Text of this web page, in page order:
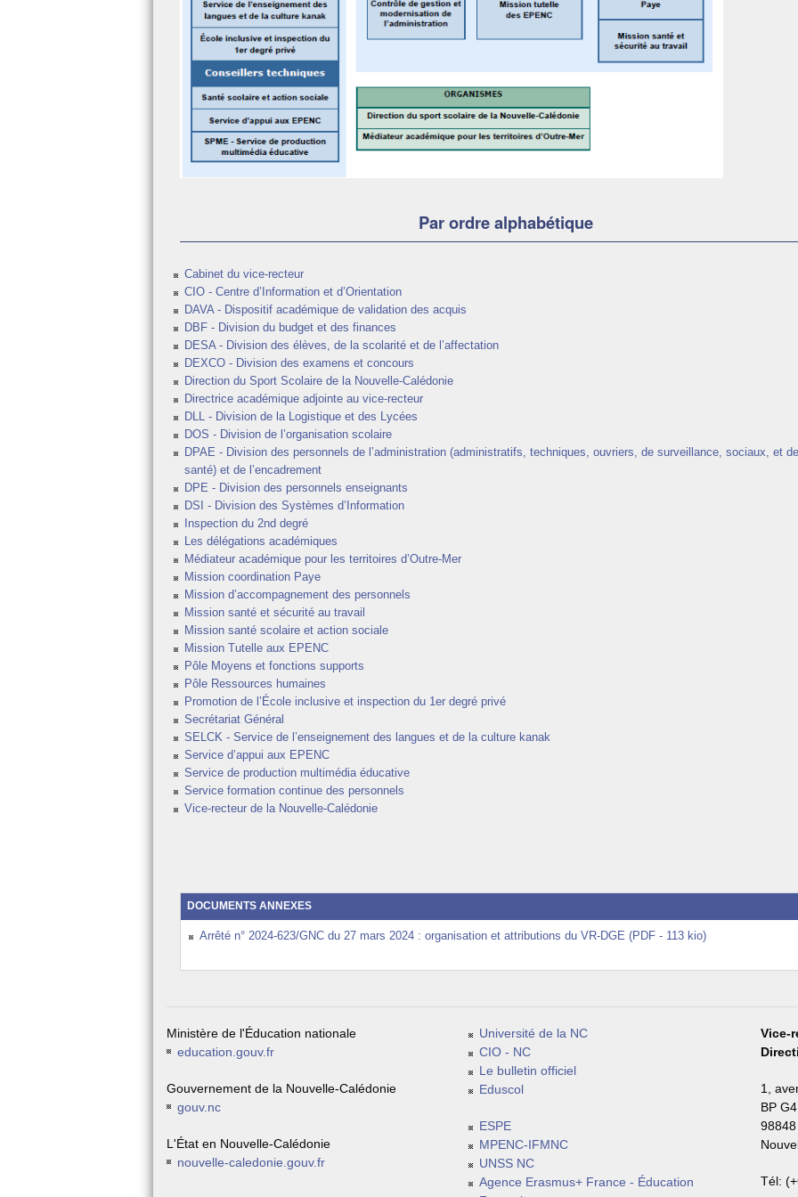
Par ordre alphabétique
Cabinet du vice-recteur
CIO - Centre d’Information et d’Orientation
DAVA - Dispositif académique de validation des acquis
DBF - Division du budget et des finances
DESA - Division des élèves, de la scolarité et de l’affectation
DEXCO - Division des examens et concours
Direction du Sport Scolaire de la Nouvelle-Calédonie
Directrice académique adjointe au vice-recteur
DLL - Division de la Logistique et des Lycées
DOS - Division de l’organisation scolaire
DPAE - Division des personnels de l’administration (administratifs, techniques, ouvriers, de surveillance, sociaux, et de
santé) et de l’encadrement
DPE - Division des personnels enseignants
DSI - Division des Systèmes d’Information
Inspection du 2nd degré
Les délégations académiques
Médiateur académique pour les territoires d’Outre-Mer
Mission coordination Paye
Mission d’accompagnement des personnels
Mission santé et sécurité au travail
Mission santé scolaire et action sociale
Mission Tutelle aux EPENC
Pôle Moyens et fonctions supports
Pôle Ressources humaines
Promotion de l’École inclusive et inspection du 1er degré privé
Secrétariat Général
SELCK - Service de l’enseignement des langues et de la culture kanak
Service d’appui aux EPENC
Service de production multimédia éducative
Service formation continue des personnels
Vice-recteur de la Nouvelle-Calédonie
DOCUMENTS ANNEXES
Arrêté n° 2024-623/GNC du 27 mars 2024 : organisation et attributions du VR-DGE (PDF - 113 kio)
Ministère de l'Éducation nationale
education.gouv.fr
Gouvernement de la Nouvelle-Calédonie
gouv.nc
L'État en Nouvelle-Calédonie
nouvelle-caledonie.gouv.fr
Université de la NC
CIO - NC
Le bulletin officiel
Eduscol
ESPE
MPENC-IFMNC
UNSS NC
Agence Erasmus+ France - Éducation
Vice-
1,
BP G4
Tél: